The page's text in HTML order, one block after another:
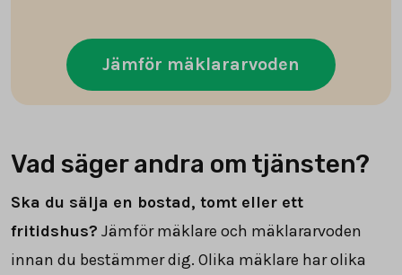
Jämför mäklararvoden
Vad säger andra om tjänsten?
Ska du sälja en bostad, tomt eller ett
fritidshus? Jämför mäklare och mäklararvoden
innan du bestämmer dig. Olika mäklare har olika